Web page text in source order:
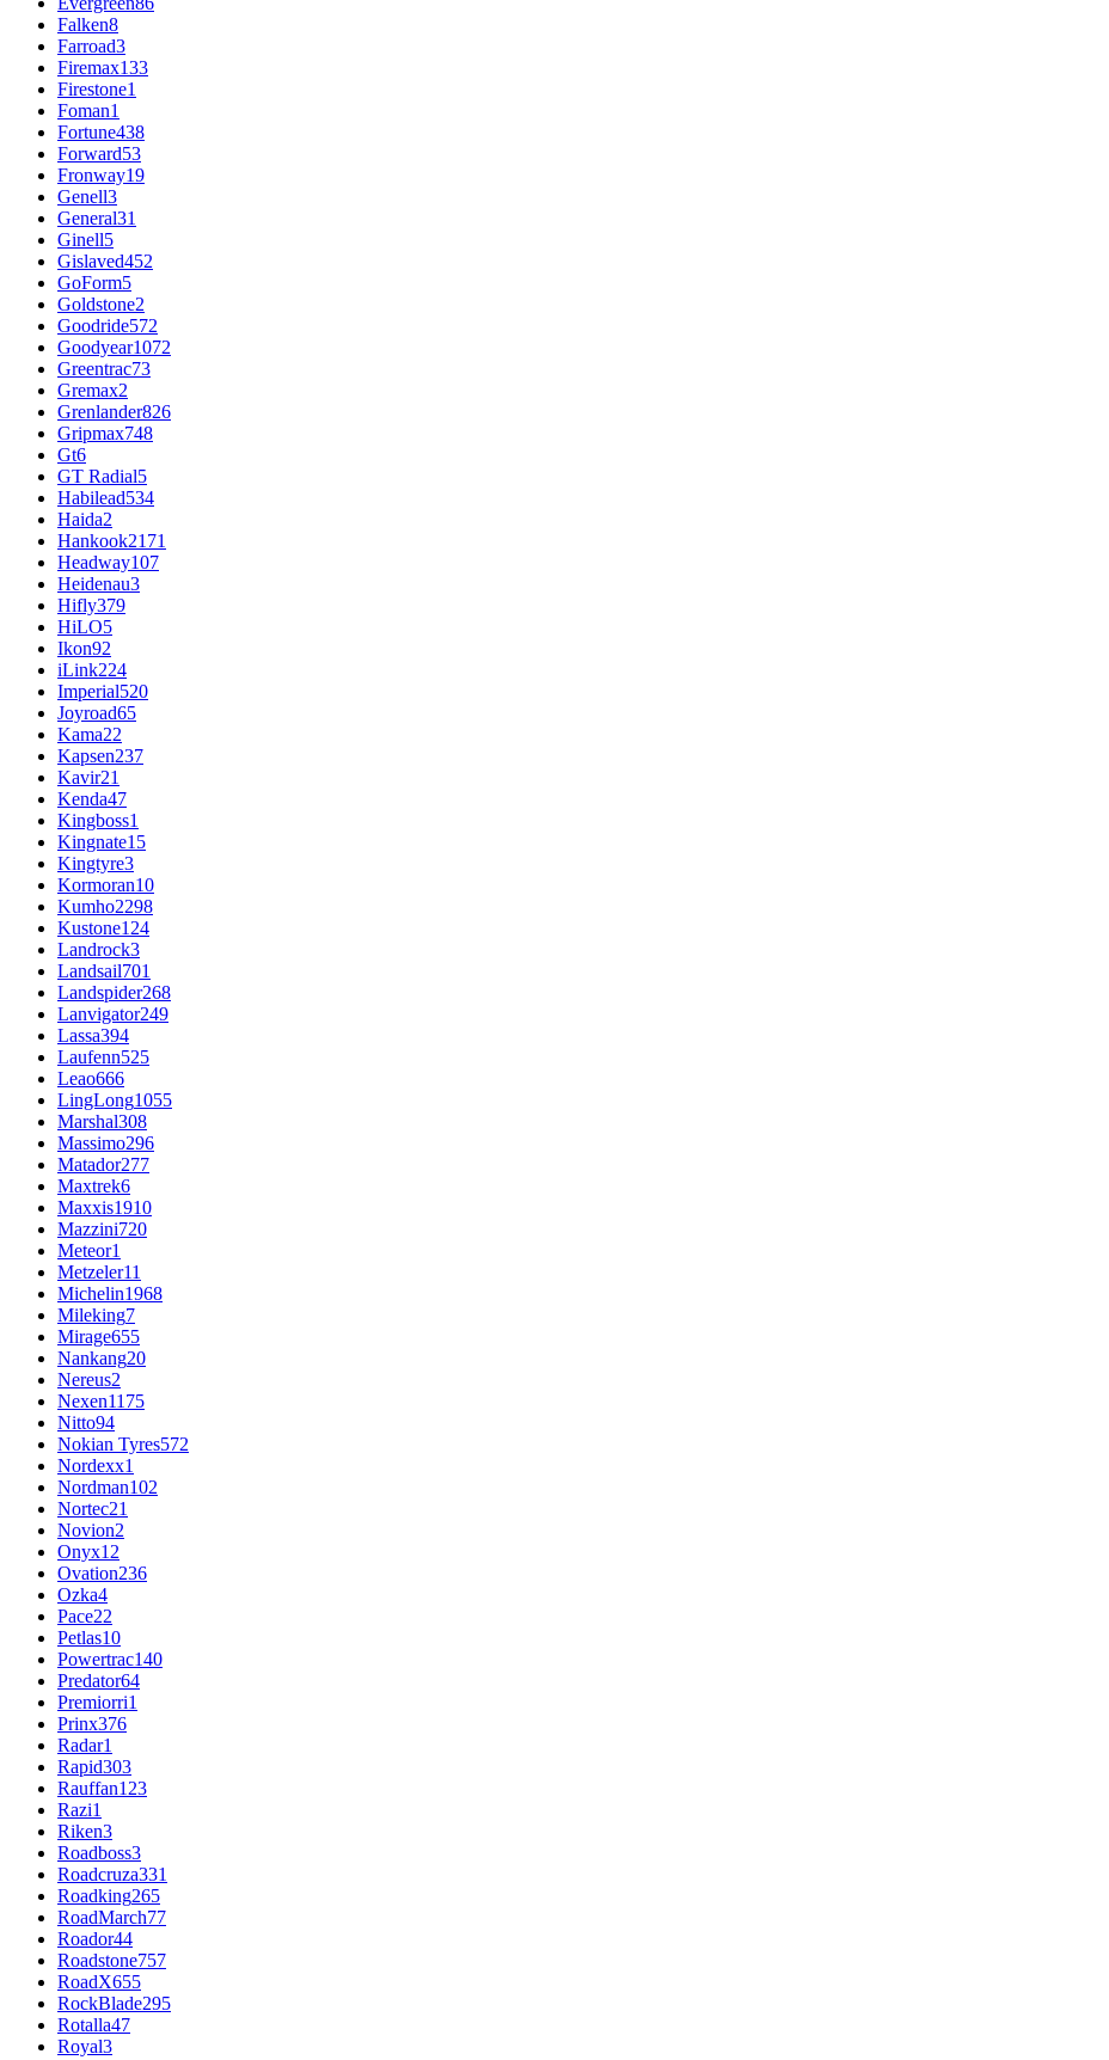
Falken8
Farroad3
Firemax133
Firestone1
Foman1
Fortune438
Forward53
Fronway19
Genell3
General31
Ginell5
Gislaved452
GoForm5
Goldstone2
Goodride572
Goodyear1072
Greentrac73
Gremax2
Grenlander826
Gripmax748
Gt6
GT Radial5
Habilead534
Haida2
Hankook2171
Headway107
Heidenau3
Hifly379
HiLO5
Ikon92
iLink224
Imperial520
Joyroad65
Kama22
Kapsen237
Kavir21
Kenda47
Kingboss1
Kingnate15
Kingtyre3
Kormoran10
Kumho2298
Kustone124
Landrock3
Landsail701
Landspider268
Lanvigator249
Lassa394
Laufenn525
Leao666
LingLong1055
Marshal308
Massimo296
Matador277
Maxtrek6
Maxxis1910
Mazzini720
Meteor1
Metzeler11
Michelin1968
Mileking7
Mirage655
Nankang20
Nereus2
Nexen1175
Nitto94
Nokian Tyres572
Nordexx1
Nordman102
Nortec21
Novion2
Onyx12
Ovation236
Ozka4
Pace22
Petlas10
Powertrac140
Predator64
Premiorri1
Prinx376
Radar1
Rapid303
Rauffan123
Razi1
Riken3
Roadboss3
Roadcruza331
Roadking265
RoadMarch77
Roador44
Roadstone757
RoadX655
RockBlade295
Rotalla47
Royal3